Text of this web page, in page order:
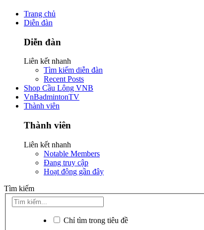
Trang chủ
Diễn đàn
Diễn đàn
Liên kết nhanh
Tìm kiếm diễn đàn
Recent Posts
Shop Cầu Lông VNB
VnBadmintonTV
Thành viên
Thành viên
Liên kết nhanh
Notable Members
Đang truy cập
Hoạt động gần đây
Tìm kiếm
Chỉ tìm trong tiêu đề